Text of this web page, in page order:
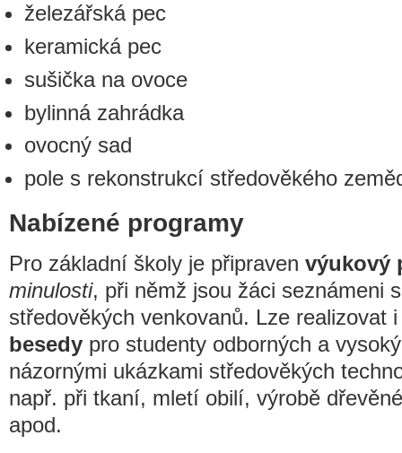
železářská pec
keramická pec
sušička na ovoce
bylinná zahrádka
ovocný sad
pole s rekonstrukcí středověkého
Nabízené programy
Pro základní školy je připraven výukový
minulosti, při němž jsou žáci seznámeni
středověkých venkovanů. Lze realizovat
besedy pro studenty odborných a
názornými ukázkami středověkých
např. při tkaní, mletí obilí, výrobě
apod.